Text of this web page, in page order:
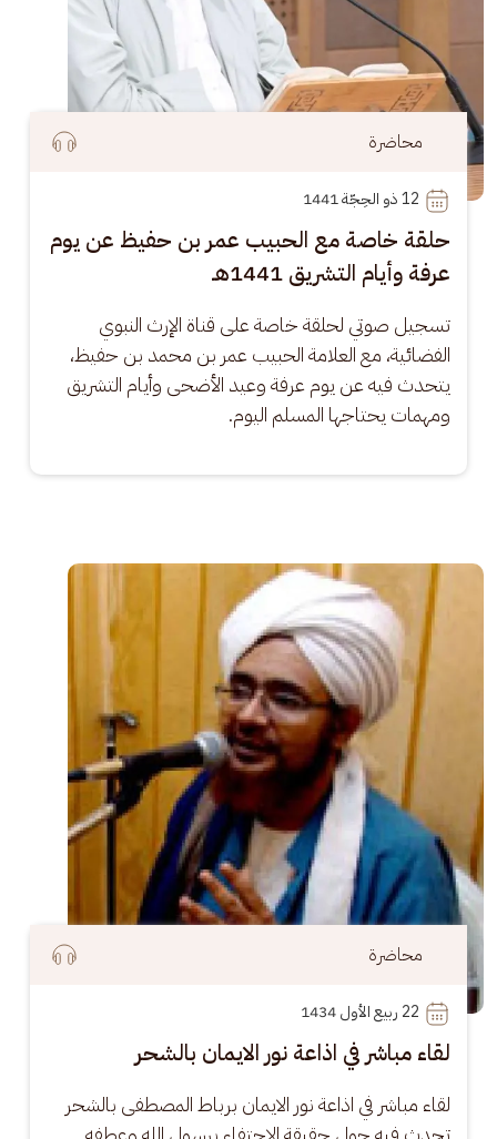
محاضرة
12
حلقة خاصة مع الحبيب عمر بن حفيظ عن يوم
عرفة وأيام التشريق 1441هـ
تسجيل صوتي لحلقة خاصة على قناة الإرث النبوي
الفضائية، مع العلامة الحبيب عمر بن محمد بن حفيظ،
يتحدث فيه عن يوم عرفة وعيد الأضحى وأيام التشريق
ومهمات يحتاجها المسلم اليوم.
الصورة
محاضرة
22
لقاء مباشر في اذاعة نور الايمان بالشحر
لقاء مباشر في اذاعة نور الايمان برباط المصطفى بالشحر